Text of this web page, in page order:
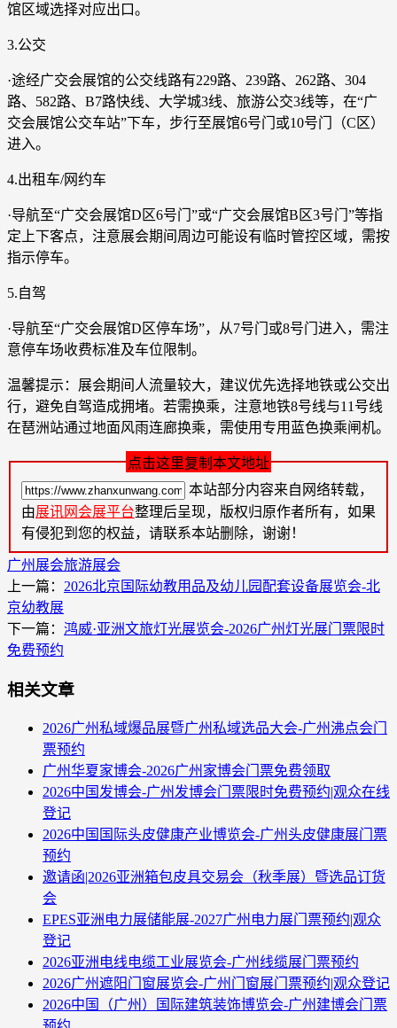
馆区域选择对应出口。
3.公交
·途经广交会展馆的公交线路有229路、239路、262路、304
路、582路、B7路快线、大学城3线、旅游公交3线等，在“广
交会展馆公交车站”下车，步行至展馆6号门或10号门（C区）
进入。
4.出租车/网约车
·导航至“广交会展馆D区6号门”或“广交会展馆B区3号门”等指
定上下客点，注意展会期间周边可能设有临时管控区域，需按
指示停车。
5.自驾
·导航至“广交会展馆D区停车场”，从7号门或8号门进入，需注
意停车场收费标准及车位限制。
温馨提示：展会期间人流量较大，建议优先选择地铁或公交出
行，避免自驾造成拥堵。若需换乘，注意地铁8号线与11号线
在琶洲站通过地面风雨连廊换乘，需使用专用蓝色换乘闸机。
点击这里复制本文地址
本站部分内容来自网络转载，
由展讯网会展平台整理后呈现，版权归原作者所有，如果
有侵犯到您的权益，请联系本站删除，谢谢！
广州展会旅游展会
上一篇： 2026北京国际幼教用品及幼儿园配套设备展览会-北
京幼教展
下一篇： 鸿威·亚洲文旅灯光展览会-2026广州灯光展门票限时
免费预约
相关文章
2026广州私域爆品展暨广州私域选品大会-广州沸点会门
票预约
广州华夏家博会-2026广州家博会门票免费领取
2026中国发博会-广州发博会门票限时免费预约|观众在线
登记
2026中国国际头皮健康产业博览会-广州头皮健康展门票
预约
邀请函|2026亚洲箱包皮具交易会（秋季展）暨选品订货
会
EPES亚洲电力展储能展-2027广州电力展门票预约|观众
登记
2026亚洲电线电缆工业展览会-广州线缆展门票预约
2026广州遮阳门窗展览会-广州门窗展门票预约|观众登记
2026中国（广州）国际建筑装饰博览会-广州建博会门票